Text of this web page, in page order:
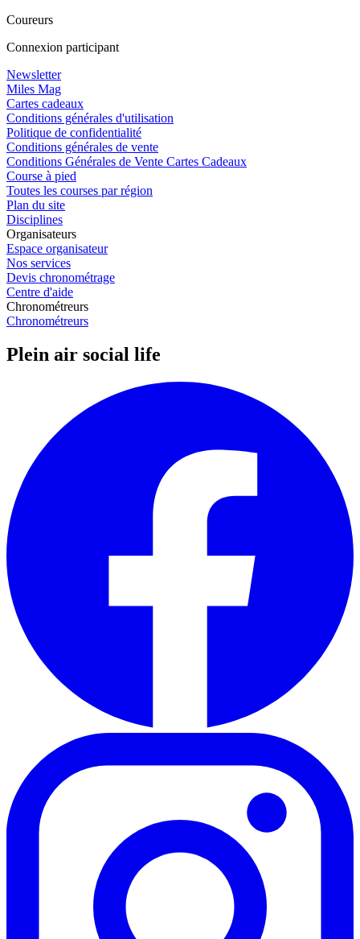
Coureurs
Connexion participant
Newsletter
Miles Mag
Cartes cadeaux
Conditions générales d'utilisation
Politique de confidentialité
Conditions générales de vente
Conditions Générales de Vente Cartes Cadeaux
Course à pied
Toutes les courses par région
Plan du site
Disciplines
Organisateurs
Espace organisateur
Nos services
Devis chronométrage
Centre d'aide
Chronométreurs
Chronométreurs
Plein air social life